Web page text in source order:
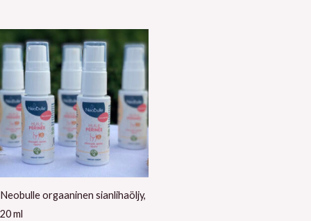
Neobulle orgaaninen sianlihaöljy,
20 ml